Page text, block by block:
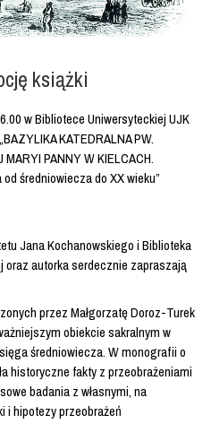
książki
w Bibliotece Uniwersyteckiej UJK
KATEDRALNA PW.
PANNY W KIELCACH.
średniowiecza do XX wieku”
Jana Kochanowskiego i Biblioteka
oraz autorka serdecznie zapraszają
przez Małgorzatę Doroz-Turek
obiekcie sakralnym w
średniowiecza. W monografii o
historyczne fakty z przeobrażeniami
badania z własnymi, na
i hipotezy przeobrażeń